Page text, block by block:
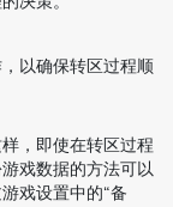
以确保转区过程顺
，即使在转区过程
戏数据的方法可以
戏设置中的“备